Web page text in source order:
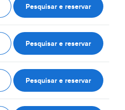
Pesquisar e reservar
Pesquisar e reservar
Pesquisar e reservar